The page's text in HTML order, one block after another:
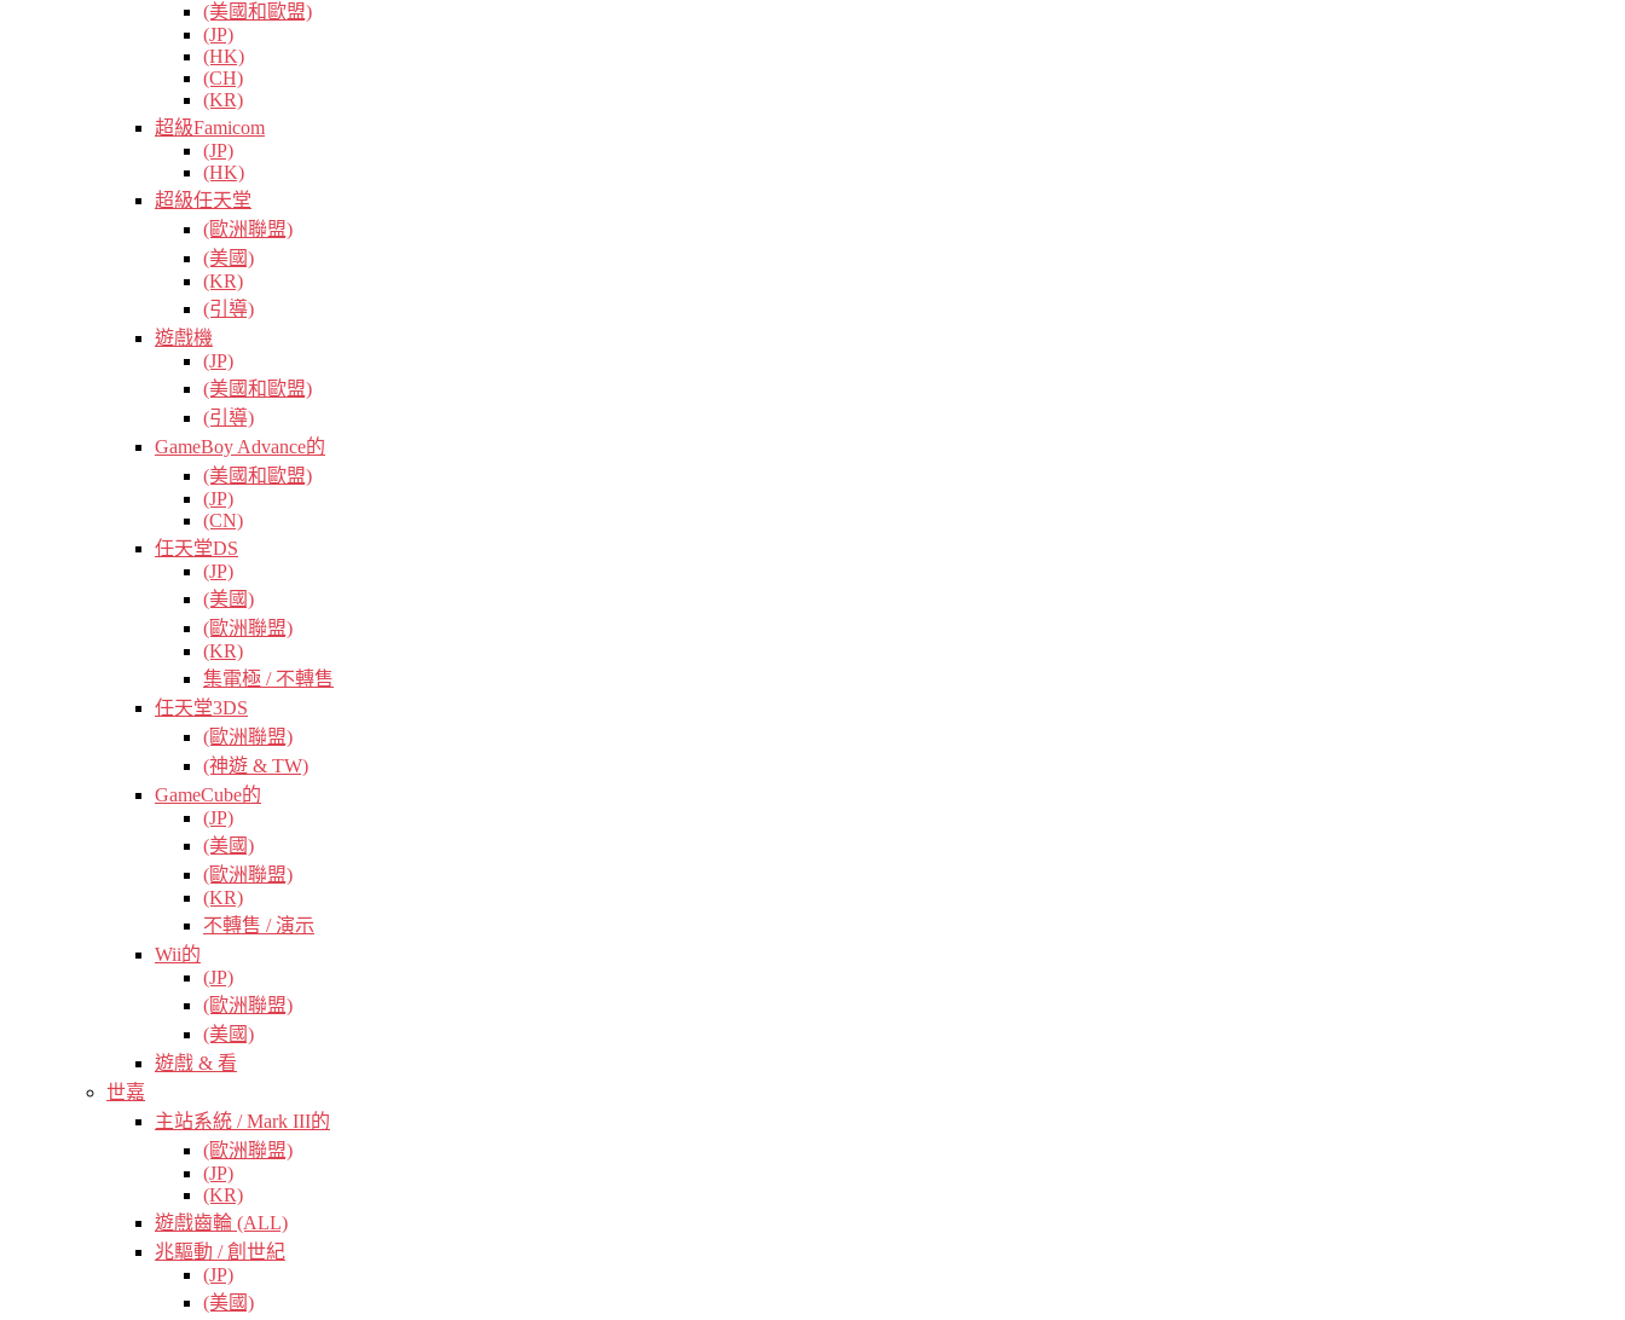
(美國和歐盟)
(JP)
(HK)
(CH)
(KR)
超級Famicom
(JP)
(HK)
超級任天堂
(歐洲聯盟)
(美國)
(KR)
(引導)
遊戲機
(JP)
(美國和歐盟)
(引導)
GameBoy Advance的
(美國和歐盟)
(JP)
(CN)
任天堂DS
(JP)
(美國)
(歐洲聯盟)
(KR)
集電極 / 不轉售
任天堂3DS
(歐洲聯盟)
(神遊 & TW)
GameCube的
(JP)
(美國)
(歐洲聯盟)
(KR)
不轉售 / 演示
Wii的
(JP)
(歐洲聯盟)
(美國)
遊戲 & 看
世嘉
主站系統 / Mark III的
(歐洲聯盟)
(JP)
(KR)
遊戲齒輪 (ALL)
兆驅動 / 創世紀
(JP)
(美國)